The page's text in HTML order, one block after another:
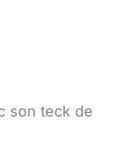
son teck de